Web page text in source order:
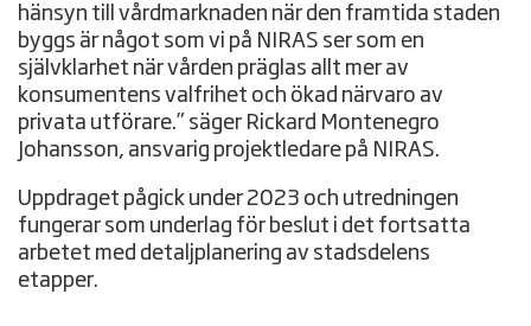
hänsyn till vårdmarknaden när den framtida staden
byggs är något som vi på NIRAS ser som en
självklarhet när vården präglas allt mer av
konsumentens valfrihet och ökad närvaro av
privata utförare.” säger Rickard Montenegro
Johansson, ansvarig projektledare på NIRAS.
Uppdraget pågick under 2023 och utredningen
fungerar som underlag för beslut i det fortsatta
arbetet med detaljplanering av stadsdelens
etapper.